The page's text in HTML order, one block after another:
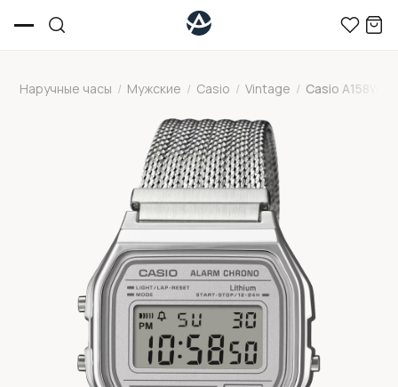
Наручные часы / Мужские / Casio / Vintage / Casio